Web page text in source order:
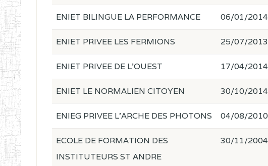
ENIET BILINGUE LA PERFORMANCE 06/01/2014
ENIET PRIVEE LES FERMIONS 25/07/2013
ENIET PRIVEE DE L'OUEST 17/04/2014
ENIET LE NORMALIEN CITOYEN 30/10/2014
ENIEG PRIVEE L'ARCHE DES PHOTONS 04/08/2010
ECOLE DE FORMATION DES
INSTITUTEURS ST ANDRE
30/11/2004